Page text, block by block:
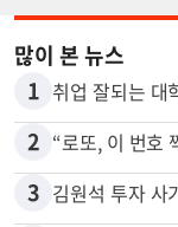
많이 본 뉴스
1 취업 잘되는 대
2 “로또, 이 번호